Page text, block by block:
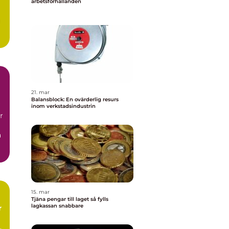
21. mar
Balansblock: En ovärderlig resurs
inom verkstadsindustrin
15. mar
Tjäna pengar till laget så fylls
lagkassan snabbare